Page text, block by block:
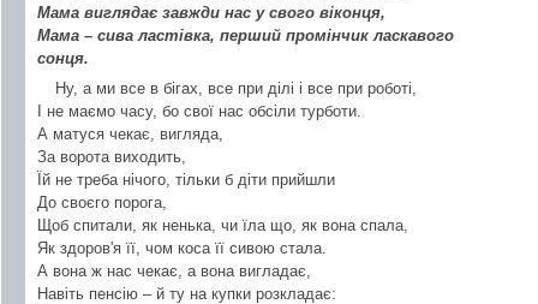
Мама виглядає завжди нас у свого віконця,
Мама – сива ластівка, перший промінчик ласкавого
сонця.
Ну, а ми все в бігах, все при ділі і все при роботі,
І не маємо часу, бо свої нас обсіли турботи.
А матуся чекає, вигляда,
За ворота виходить,
Їй не треба нічого, тільки б діти прийшли
До своєго порога,
Щоб спитали, як ненька, чи їла що, як вона спала,
Як здоров'я її, чом коса її сивою стала.
А вона ж нас чекає, а вона вигладає,
Навіть пенсію – й ту на купки розкладає: